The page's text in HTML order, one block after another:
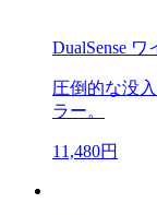
DualSense
圧倒的な没
ラー。
11,480円